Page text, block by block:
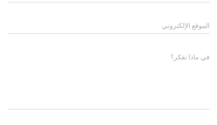
الموقع الإلكتروني
في ماذا تفكر؟